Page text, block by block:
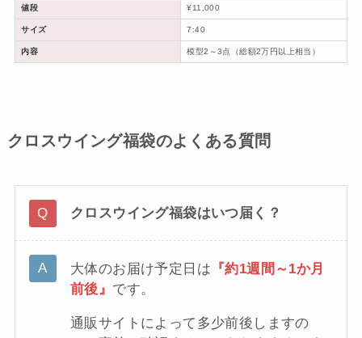
値段 ¥11,000
サイズ 7:40
内容 模型2～3点（総額2万円以上相当）
クロスウイング福袋のよくある質問
クロスウイング福袋はいつ届く？
大体のお届け予定日は 『約1週間～1か月
前後』 です。
通販サイトによって多少前後しますの